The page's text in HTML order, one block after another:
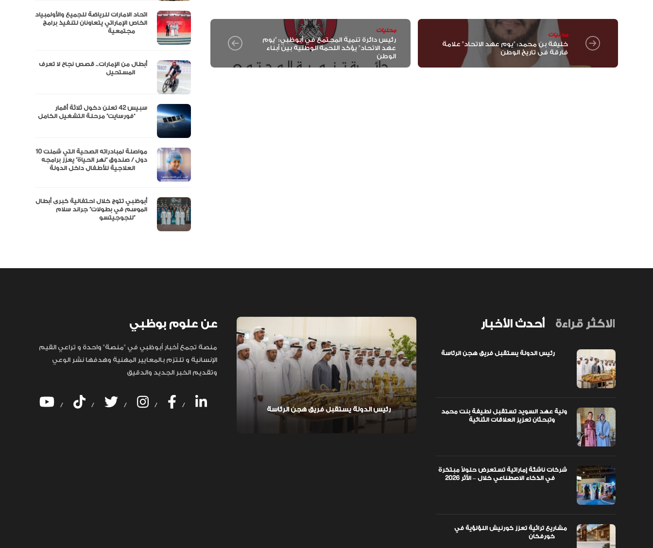
محليات
رئيس دائرة تنمية المجتمع في أبوظبي: "يوم
عهد الاتحاد" يؤكد اللحمة الوطنية بين أبناء
الوطن
محليات
خليفة بن محمد: "يوم عهد الاتحاد" علامة
فارقة في تاريخ الوطن
اتحاد الامارات للرياضة للجميع والأولمبياد
الخاص الإماراتي يتعاونان لتنفيذ برامج
أبطال من الإمارات.. قصص نجاح لا تعرف
سبيس 42 تعلن دخول ثلاثة أقمار
“فورسايت” مرحلة التشغيل الكامل
مواصلة لمبادراته الصحية التي شملت 10
دول / صندوق “نهر الحياة” يعزز برامجه
أبوظبي تتوج خلال احتفالية كبرى أبطال
الموسم في بطولات” جراند سلام
للجوجيتسو”
الإمارات ترسخ ريادتها العالمية في اعتماد
الأدوية المبتكرة لتعزيز صحة المجتمع
“الإمارات للدراجات” يتوج بلقب طواف
عن علوم بوظبي
منصة تجمع أخبار أبوظبي في "منصة" واحدة و تراعي القيم
الإنسانية و تلتزم بالمعايير المهنية وهدفها نشر الوعي
وتقديم الخبر الجديد والدقيق
/ / / / /
رئيس الدولة يستقبل فريق هجن الرئاسة
أحدث الأخبار الاكثر قراءة
ولية عهد السويد تستقبل لطيفة بنت محمد
شركات ناشئة إماراتية تستعرض حلولاً مبتكرة
مشاريع تراثية تعزز كورنيش اللؤلؤية في